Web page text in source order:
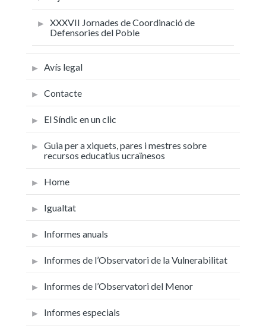
XXXVII Jornades de Coordinació de
Defensories del Poble
Avís legal
Contacte
El Síndic en un clic
Guia per a xiquets, pares i mestres sobre
recursos educatius ucraïnesos
Home
Igualtat
Informes anuals
Informes de l’Observatori de la Vulnerabilitat
Informes de l’Observatori del Menor
Informes especials